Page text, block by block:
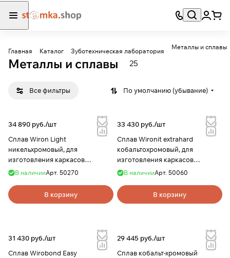
Главная Каталог Зуботехническая лаборатория
Металлы и сплавы
Металлы и сплавы 25
Все фильтры По умолчанию (убывание)
34 890 руб./шт
Сплав Wiron Light
никельхромовый, для
изготовления каркасов
коронок и мостов под
Bego
В наличииАрт. 50270
В корзину
33 430 руб./шт
Сплав Wironit extrahard
кобальтохромовый, для
изготовления каркасов
бюгельных протезов, 1кг, Bego
В наличииАрт. 50060
В корзину
31 430 руб./шт
Сплав Wirobond Easy
29 445 руб./шт
Сплав кобальт-хромовый